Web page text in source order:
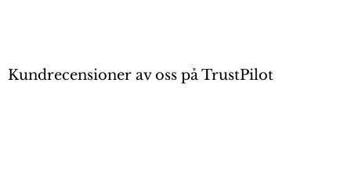
Kundrecensioner av oss på TrustPilot